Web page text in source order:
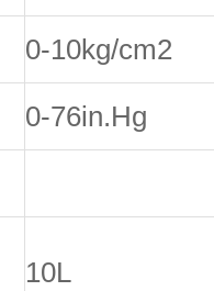
0-10kg/cm2
0-76in.Hg
10L